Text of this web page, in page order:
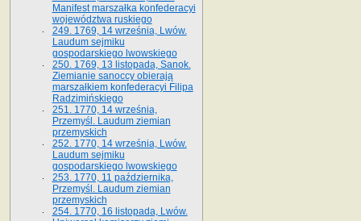
Manifest marszałka konfederacyi
województwa ruskiego
249. 1769, 14 września, Lwów.
Laudum sejmiku
gospodarskiego lwowskiego
250. 1769, 13 listopada, Sanok.
Ziemianie sanoccy obierają
marszałkiem konfederacyi Filipa
Radzimińskiego
251. 1770, 14 września,
Przemyśl. Laudum ziemian
przemyskich
252. 1770, 14 września, Lwów.
Laudum sejmiku
gospodarskiego lwowskiego
253. 1770, 11 października,
Przemyśl. Laudum ziemian
przemyskich
254. 1770, 16 listopada, Lwów.